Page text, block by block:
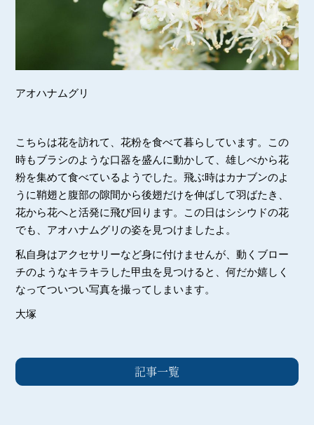
アオハナムグリ
こちらは花を訪れて、花粉を食べて暮らしています。この
時もブラシのような口器を盛んに動かして、雄しべから花
粉を集めて食べているようでした。飛ぶ時はカナブンのよ
うに鞘翅と腹部の隙間から後翅だけを伸ばして羽ばたき、
花から花へと活発に飛び回ります。この日はシシウドの花
でも、アオハナムグリの姿を見つけましたよ。
私自身はアクセサリーなど身に付けませんが、動くブロー
チのようなキラキラした甲虫を見つけると、何だか嬉しく
なってついつい写真を撮ってしまいます。
大塚
記事一覧